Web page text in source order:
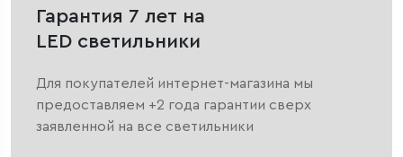
Гарантия 7 лет на
LED светильники
Для покупателей интернет-магазина мы
предоставляем +2 года гарантии сверх
заявленной на все светильники